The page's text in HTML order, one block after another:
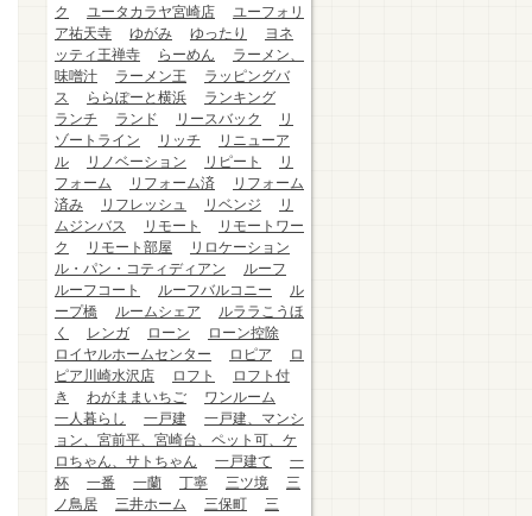
ク
ユータカラヤ宮崎店
ユーフォリ
ア祐天寺
ゆがみ ゆったり
ヨネ
ッティ王禅寺
らーめん
ラーメン、
味噌汁
ラーメン王
ラッピングバ
ス
ららぽーと横浜
ランキング
ランチ
ランド リースバック
リ
ゾートライン
リッチ
リニューア
ル
リノベーション リピート
リ
フォーム
リフォーム済
リフォーム
済み
リフレッシュ リベンジ
リ
ムジンバス
リモート
リモートワー
ク
リモート部屋
リロケーション
ル・パン・コティディアン
ルーフ
ルーフコート
ルーフバルコニー
ル
ープ橋
ルームシェア
ルララこうほ
く
レンガ ローン
ローン控除
ロイヤルホームセンター
ロピア
ロ
ピア川崎水沢店
ロフト
ロフト付
き
わがままいちご
ワンルーム
一人暮らし
一戸建
一戸建、マンシ
ョン、宮前平、宮崎台、ペット可、ケ
ロちゃん、サトちゃん
一戸建て
一
杯
一番 一蘭 丁寧 三ツ境
三
ノ鳥居
三井ホーム 三保町
三